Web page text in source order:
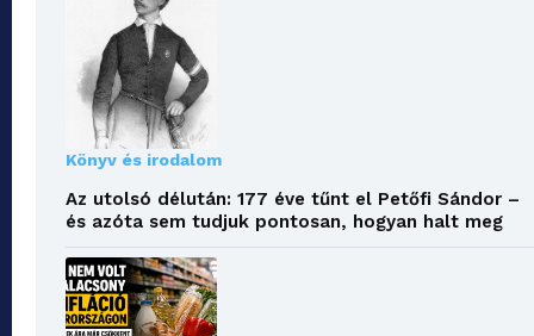
Könyv és irodalom
Az utolsó délután: 177 éve tűnt el Petőfi Sándor –
és azóta sem tudjuk pontosan, hogyan halt meg